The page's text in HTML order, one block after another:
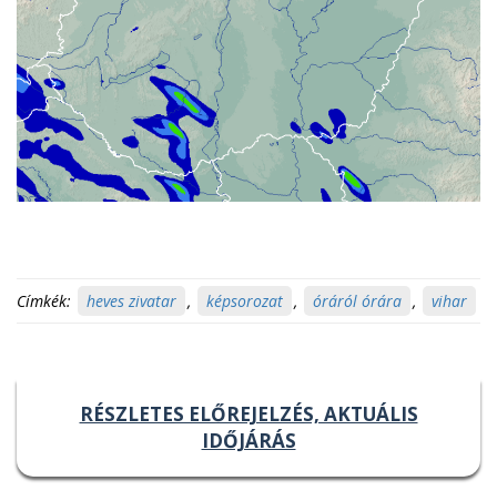
Címkék: heves zivatar , képsorozat , óráról órára , vihar
RÉSZLETES ELŐREJELZÉS, AKTUÁLIS
IDŐJÁRÁS